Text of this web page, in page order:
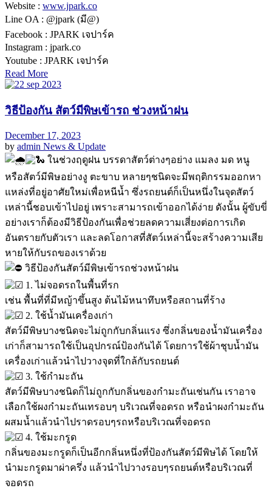
Website : www.jpark.co
Line OA : @jpark (มี@)
Facebook : JPARK เจปาร์ค
Instagram : jpark.co
Youtube : JPARK เจปาร์ค
Read More
วิธีป้องกัน สัตว์มีพิษเข้ารถ ช่วงหน้าฝน
December 17, 2023
by admin News & Update
ในช่วงฤดูฝน บรรดาสัตว์ต่างๆอย่าง แมลง มด หนู
หรือสัตว์มีพิษอย่างงู ตะขาบ หลายๆชนิดจะมีพฤติกรรมออกหา
แหล่งที่อยู่อาศัยใหม่เพื่อหนีน้ำ ซึ่งรถยนต์ก็เป็นหนึ่งในจุดสัตว์
เหล่านี้ชอบเข้าไปอยู่ เพราะสามารถเข้าออกได้ง่าย ดังนั้น ผู้ขับขี่
อย่างเราก็ต้องมีวิธีป้องกันเพื่อช่วยลดความเสี่ยงต่อการเกิด
อันตรายกับตัวเรา และลดโอกาสที่สัตว์เหล่านี้จะสร้างความเสีย
หายให้กับรถของเราด้วย
วิธีป้องกันสัตว์มีพิษเข้ารถช่วงหน้าฝน
1. ไม่จอดรถในพื้นที่รก
เช่น พื้นที่ที่มีหญ้าขึ้นสูง ต้นไม้หนาทึบหรือสถานที่ร้าง
2. ใช้น้ำมันเครื่องเก่า
สัตว์มีพิษบางชนิดจะไม่ถูกกับกลิ่นแรง ซึ่งกลิ่นของน้ำมันเครื่อง
เก่าก็สามารถใช้เป็นอุปกรณ์ป้องกันได้ โดยการใช้ผ้าชุบน้ำมัน
เครื่องเก่าแล้วนำไปวางจุดที่ใกล้กับรถยนต์
3. ใช้กำมะถัน
สัตว์มีพิษบางชนิดก็ไม่ถูกกับกลิ่นของกำมะถันเช่นกัน เราอาจ
เลือกใช้ผงกำมะถันเทรอบๆ บริเวณที่จอดรถ หรือนำผงกำมะถัน
ผสมน้ำแล้วนำไปราดรอบๆรถหรือบริเวณที่จอดรถ
4. ใช้มะกรูด
กลิ่นของมะกรูดก็เป็นอีกกลิ่นหนึ่งที่ป้องกันสัตว์มีพิษได้ โดยให้
นำมะกรูดมาผ่าครึ่ง แล้วนำไปวางรอบๆรถยนต์หรือบริเวณที่
จอดรถ